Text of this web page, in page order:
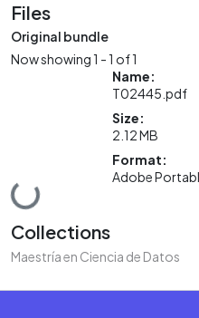
Files
Original bundle
Now showing1 - 1 of 1
Loading...
Name:
T02445.pdf
Size:
2.12 MB
Format:
Adobe
Collections
Maestría en Ciencia de Datos